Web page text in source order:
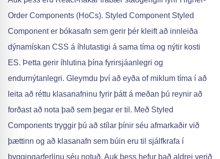
Order Components (HoCs). Styled Component Styled
Component er bókasafn sem gerir þér kleift að innleiða
dýnamískan CSS á íhlutastigi á sama tíma og nýtir kosti
ES. Þetta gerir íhlutina þína fyrirsjáanlegri og
endurnýtanlegri. Gleymdu því að eyða of miklum tíma í að
leita að réttu klasanafninu fyrir þátt á meðan þú reynir að
forðast að nota það sem þegar er til. Með Styled
Components tryggir þú að stílar þínir séu afmarkaðir við
þættinn og að klasanafn sem búin eru til sjálfkrafa í
byggingarferlinu séu notuð. Auk þess hefur það aldrei verið